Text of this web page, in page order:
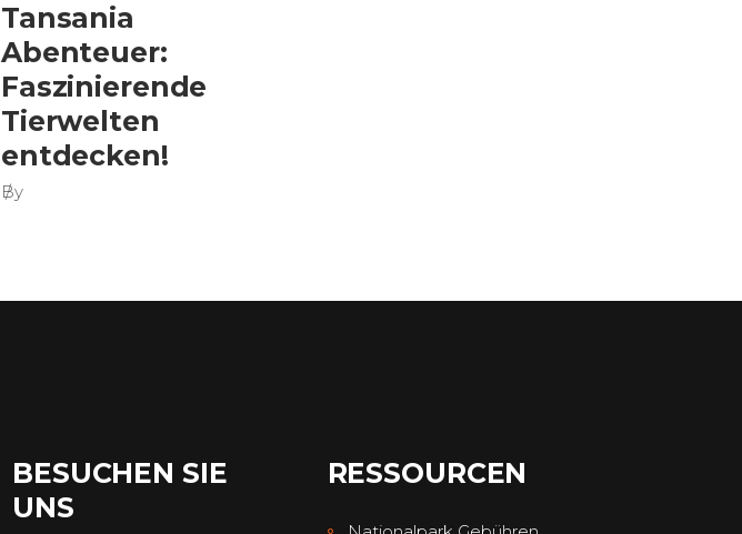
Tansania
Abenteuer:
Faszinierende
Tierwelten
entdecken!
By
BESUCHEN SIE
UNS
RESSOURCEN